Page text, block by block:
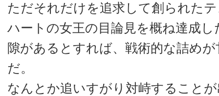
ただそれだけを追求して創られた
ハートの女王の目論見を概ね達成し
隙があるとすれば、戦術的な詰め
だ。
なんとか追いすがり対峙すること